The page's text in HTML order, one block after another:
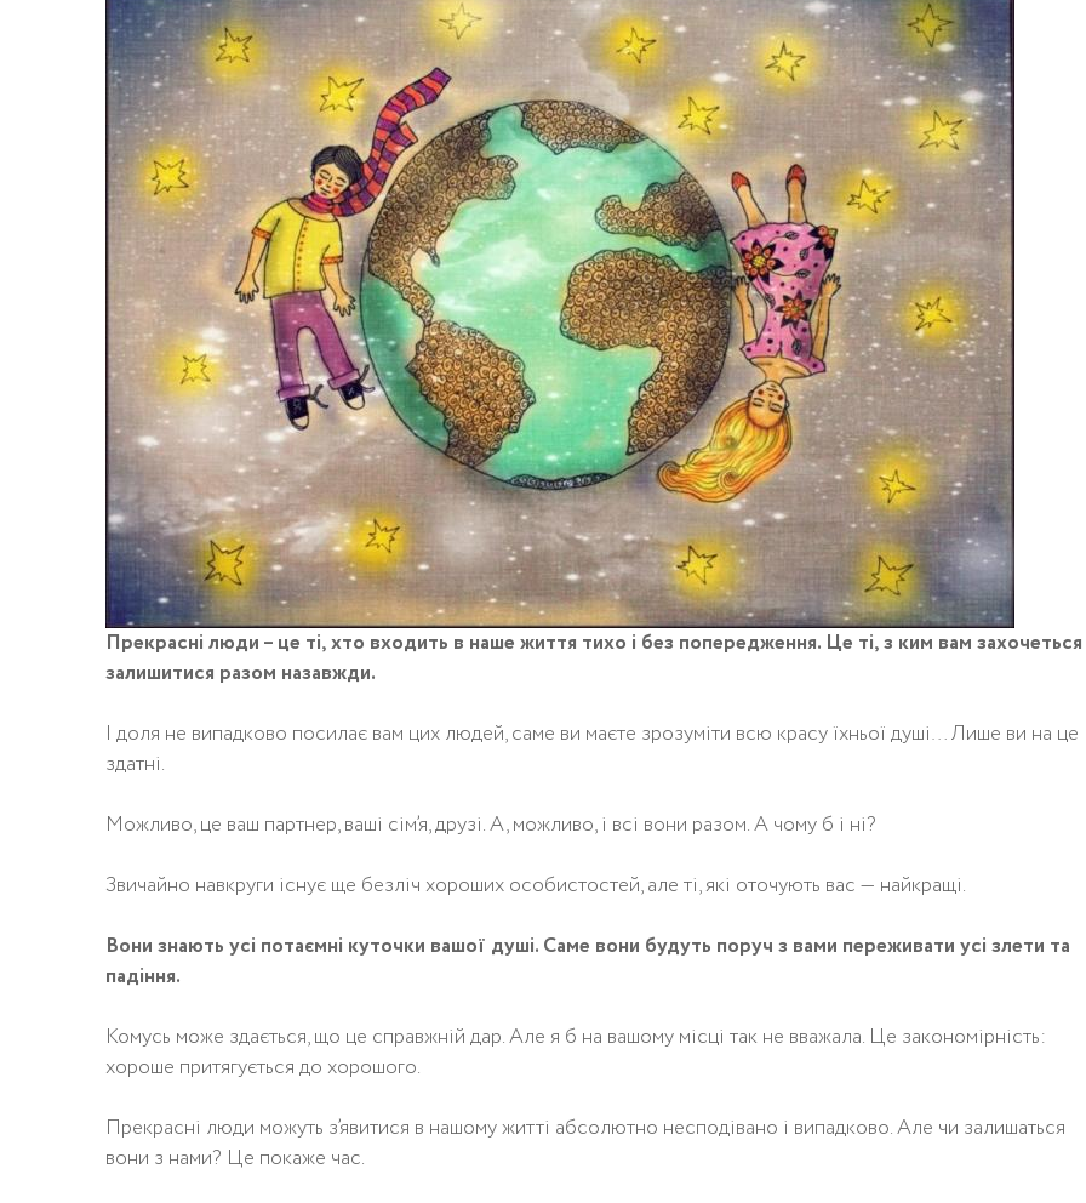
Прекрасні люди – це ті, хто входить в наше життя тихо і без попередження. Це ті, з ким вам захочеться
залишитися разом назавжди.
І доля не випадково посилає вам цих людей, саме ви маєте зрозуміти всю красу їхньої душі… Лише ви на це
здатні.
Можливо, це ваш партнер, ваші сім’я, друзі. А, можливо, і всі вони разом. А чому б і ні?
Звичайно навкруги існує ще безліч хороших особистостей, але ті, які оточують вас — найкращі.
Вони знають усі потаємні куточки вашої душі. Саме вони будуть поруч з вами переживати усі злети та
падіння.
Комусь може здається, що це справжній дар. Але я б на вашому місці так не вважала. Це закономірність:
хороше притягується до хорошого.
Прекрасні люди можуть з’явитися в нашому житті абсолютно несподівано і випадково. Але чи залишаться
вони з нами? Це покаже час.